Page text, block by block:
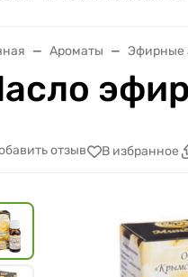
Ароматы Эфирные
отзыв В избранное